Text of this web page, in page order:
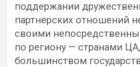
поддержании
партнерских отношений
своими
по региону — странами
большинством